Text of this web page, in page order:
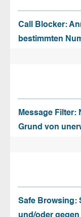
Call Blocker:
bestimmten
Message Filter:
Grund von
Safe Browsing:
und/oder